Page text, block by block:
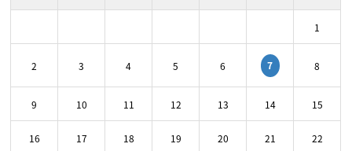
1
2 3 4 5 6 7 8
9 10 11 12 13 14 15
16 17 18 19 20 21 22